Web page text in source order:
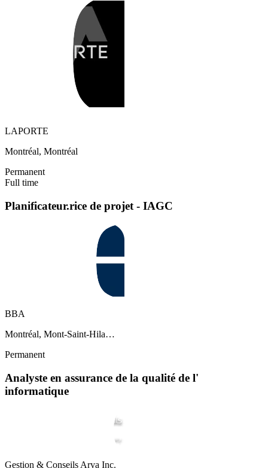
LAPORTE
Montréal, Montréal
Permanent
Full time
Planificateur.rice de projet - IAGC
BBA
Montréal, Mont-Saint-Hila…
Permanent
Analyste en assurance de la qualité de l'
informatique
Gestion & Conseils Arya Inc.